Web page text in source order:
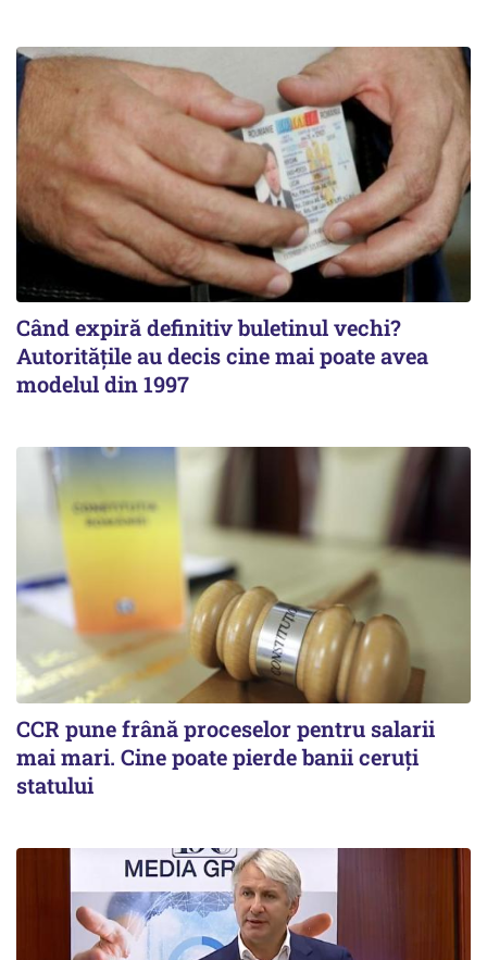
Când expiră definitiv buletinul vechi?
Autoritățile au decis cine mai poate avea
modelul din 1997
CCR pune frână proceselor pentru salarii
mai mari. Cine poate pierde banii ceruți
statului